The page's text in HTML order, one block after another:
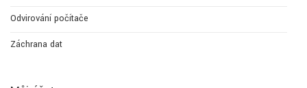
Odvirování počítače
Záchrana dat